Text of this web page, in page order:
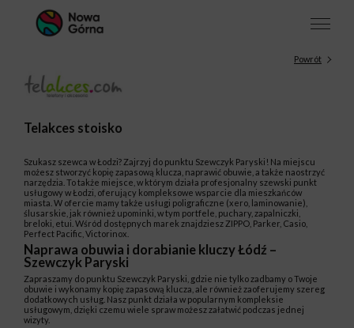
Powrót
Telakces stoisko
Szukasz szewca w Łodzi? Zajrzyj do punktu Szewczyk Paryski! Na miejscu
możesz stworzyć kopię zapasową klucza, naprawić obuwie, a także naostrzyć
narzędzia. To także miejsce, w którym działa profesjonalny szewski punkt
usługowy w Łodzi, oferujący kompleksowe wsparcie dla mieszkańców
miasta. W ofercie mamy także usługi poligraficzne (xero, laminowanie),
ślusarskie, jak również upominki, w tym portfele, puchary, zapalniczki,
breloki, etui. Wśród dostępnych marek znajdziesz ZIPPO, Parker, Casio,
Perfect Pacific, Victorinox.
Naprawa obuwia i dorabianie kluczy Łódź –
Szewczyk Paryski
Zapraszamy do punktu Szewczyk Paryski, gdzie nie tylko zadbamy o Twoje
obuwie i wykonamy kopię zapasową klucza, ale również zaoferujemy szereg
dodatkowych usług. Nasz punkt działa w popularnym kompleksie
usługowym, dzięki czemu wiele spraw możesz załatwić podczas jednej
wizyty.